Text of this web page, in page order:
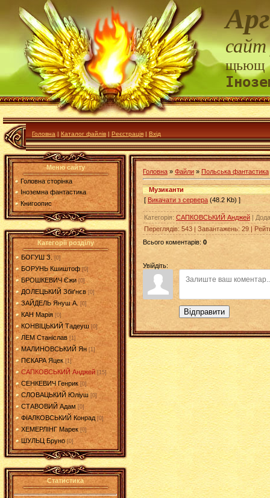
сайт
щьющ
Головна | Каталог файлів | Реєстрація | Вхід
Меню сайту
Головна сторінка
Іноземна фантастика
Книгоопис
Категорії розділу
БОГУШ З. [0]
БОРУНЬ Кшиштоф [0]
БРОШКЕВИЧ Єжи [0]
ДОЛЕЦЬКИЙ Збіґнєв [0]
ЗАЙДЕЛЬ Януш А. [0]
КАН Марія [0]
КОНВІЦЬКИЙ Тадеуш [0]
ЛЕМ Станіслав [1]
МАЛИНОВСЬКИЙ Ян [1]
ПЄКАРА Яцек [1]
САПКОВСЬКИЙ Анджей [15]
СЕНКЕВИЧ Генрик [0]
СЛОВАЦЬКИЙ Юліуш [0]
СТАВОВИЙ Адам [0]
ФІАЛКОВСЬКИЙ Конрад [0]
ХЕМЕРЛІНГ Марек [0]
ШУЛЬЦ Бруно [0]
Статистика
Головна » Файли» Польська фантастика
Музиканти
[ Викачати з сервера (48.2 Kb) ]
Категорія: САПКОВСЬКИЙ Анджей |
Переглядів: 543| Завантажень: 29 |
Всього коментарів: 0
Увійдіть:
Відправити